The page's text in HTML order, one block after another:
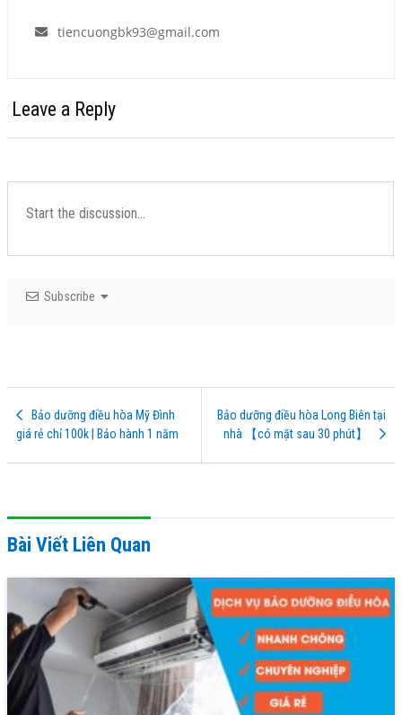
tiencuongbk93@gmail.com
Leave a Reply
Subscribe
Bảo dưỡng điều hòa Mỹ Đình
giá rẻ chỉ 100k | Bảo hành 1 năm
Bảo dưỡng điều hòa Long Biên tại
nhà 【có mặt sau 30 phút】
Bài Viết Liên Quan